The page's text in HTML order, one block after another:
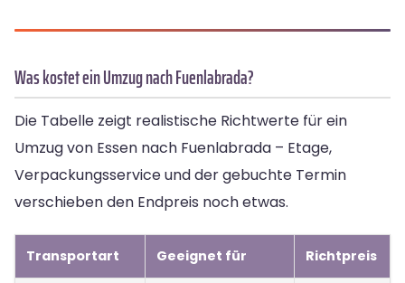
Was kostet ein Umzug nach Fuenlabrada?
Die Tabelle zeigt realistische Richtwerte für ein
Umzug von Essen nach Fuenlabrada – Etage,
Verpackungsservice und der gebuchte Termin
verschieben den Endpreis noch etwas.
Transportart Geeignet für Richtpreis